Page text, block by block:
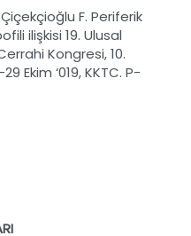
Çiçekçioğlu F. Periferik
ilişkisi 19. Ulusal
Kongresi, 10.
Ekim ‘019, KKTC. P-